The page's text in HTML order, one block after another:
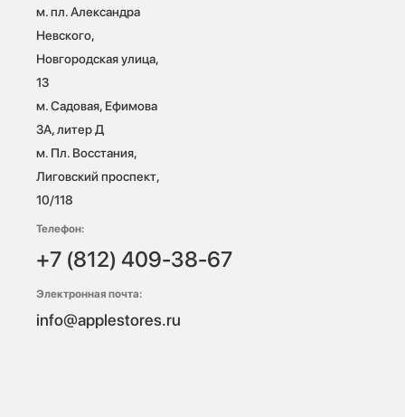
м. пл. Александра
Невского,
Новгородская улица,
13
м. Садовая, Ефимова
3А, литер Д
м. Пл. Восстания,
Лиговский проспект,
10/118
Телефон:
+7 (812) 409-38-67
Электронная почта:
info@applestores.ru